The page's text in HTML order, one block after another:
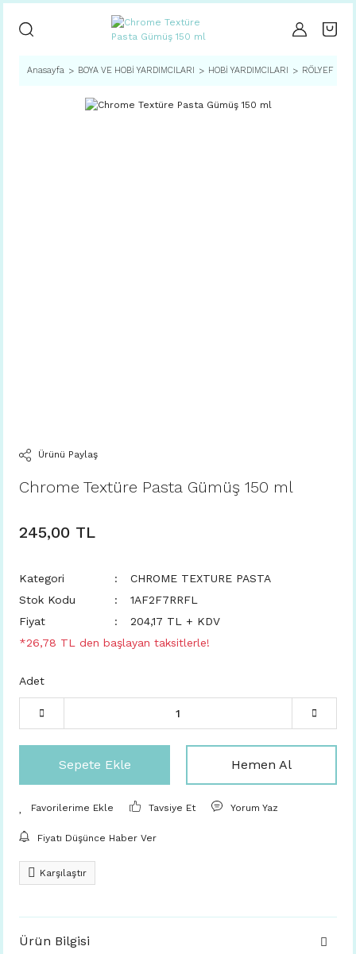
Anasayfa BOYA VE HOBİ YARDIMCILARI HOBİ YARDIMCILARI RÖLYEF
Ürünü Paylaş
Chrome Textüre Pasta Gümüş 150 ml
245,00 TL
Kategori
CHROME TEXTURE PASTA
Stok Kodu
1AF2F7RRFL
Fiyat
204,17 TL + KDV
*26,78 TL den başlayan taksitlerle!
Adet
Sepete Ekle Hemen Al
Tavsiye Et Yorum Yaz
Fiyatı Düşünce Haber Ver
Karşılaştır
Ürün Bilgisi